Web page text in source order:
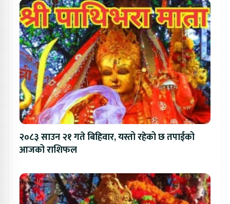
२०८३ साउन २१ गते बिहिवार, यस्तो रहेको छ तपाईको
आजको राशिफल